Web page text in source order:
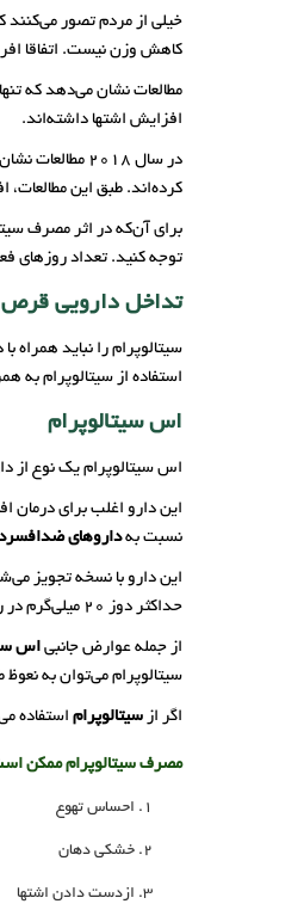
خیلی از مردم تصور می‌کنند
کاهش وزن نیست. اتفاقا
مطالعات نشان می‌دهد که
افزایش اشتها داشته‌اند.
در سال 2018
کرده‌اند. طبق این
برای آن‌که در اثر مصرف
توجه کنید. تعداد روزهای
تداخل دارویی قرص
سیتالوپرام را نباید همراه
استفاده از سیتالوپرام
اس سیتالوپرام
اس سیتالوپرام یک نوع از
این دارو اغلب برای درمان
نسبت بهداروهای
حداکثر دوز 20 میلی‌گرم در روز افزایش دهید.
از جمله عوارض جانبیاس
سیتالوپرام می‌توان به نعوظ
اگر از سیتالوپرام استفاده
مصرف سیتالوپرام ممکن
احساس تهوع
خشکی دهان
ازدست دادن اشتها